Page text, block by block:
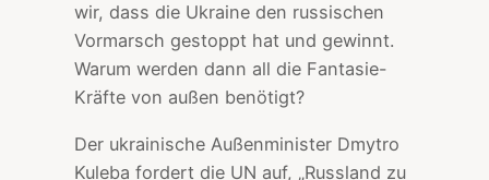
wir, dass die Ukraine den russischen
Vormarsch gestoppt hat und gewinnt.
Warum werden dann all die Fantasie-
Kräfte von außen benötigt?
Der ukrainische Außenminister Dmytro
Kuleba fordert die UN auf, „Russland zu